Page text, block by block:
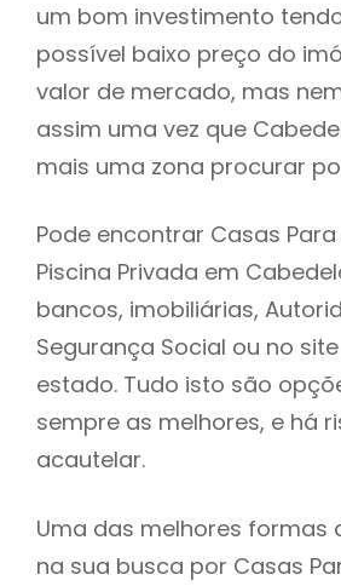
um bom investimento
possível baixo preço do
valor de mercado, mas
assim uma vez que
mais uma zona procurar
Pode encontrar Casas
Piscina Privada em
bancos, imobiliárias,
Segurança Social ou no
estado. Tudo isto são
sempre as melhores, e há
acautelar.
Uma das melhores formas
na sua busca por Casas